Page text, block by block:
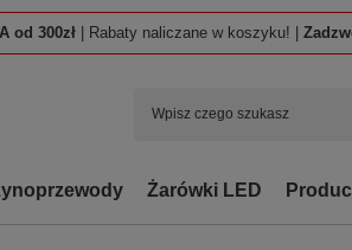
od 300zł | Rabaty naliczane w koszyku! |
Żarówki LED